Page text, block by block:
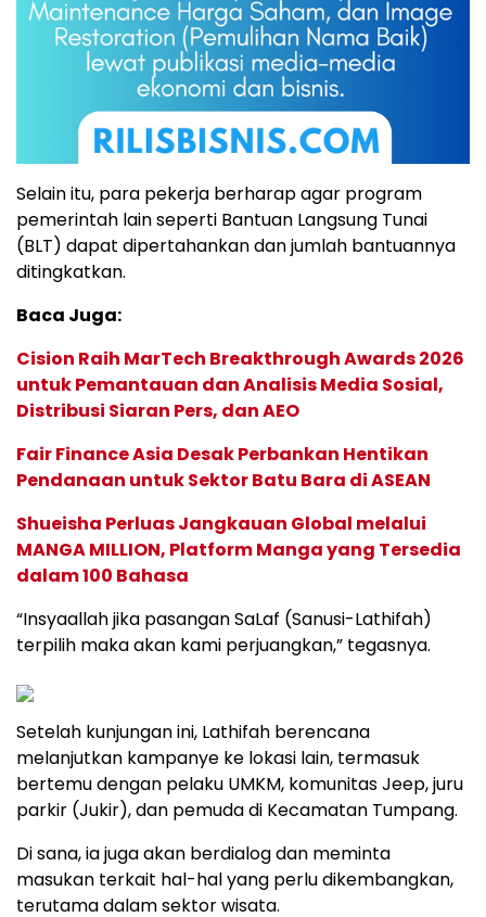
Selain itu, para pekerja berharap agar program
pemerintah lain seperti Bantuan Langsung Tunai
(BLT) dapat dipertahankan dan jumlah bantuannya
ditingkatkan.
Baca Juga:
Cision Raih MarTech Breakthrough Awards 2026
untuk Pemantauan dan Analisis Media Sosial,
Distribusi Siaran Pers, dan AEO
Fair Finance Asia Desak Perbankan Hentikan
Pendanaan untuk Sektor Batu Bara di ASEAN
Shueisha Perluas Jangkauan Global melalui
MANGA MILLION, Platform Manga yang Tersedia
dalam 100 Bahasa
“Insyaallah jika pasangan SaLaf (Sanusi-Lathifah)
terpilih maka akan kami perjuangkan,” tegasnya.
Setelah kunjungan ini, Lathifah berencana
melanjutkan kampanye ke lokasi lain, termasuk
bertemu dengan pelaku UMKM, komunitas Jeep, juru
parkir (Jukir), dan pemuda di Kecamatan Tumpang.
Di sana, ia juga akan berdialog dan meminta
masukan terkait hal-hal yang perlu dikembangkan,
terutama dalam sektor wisata.